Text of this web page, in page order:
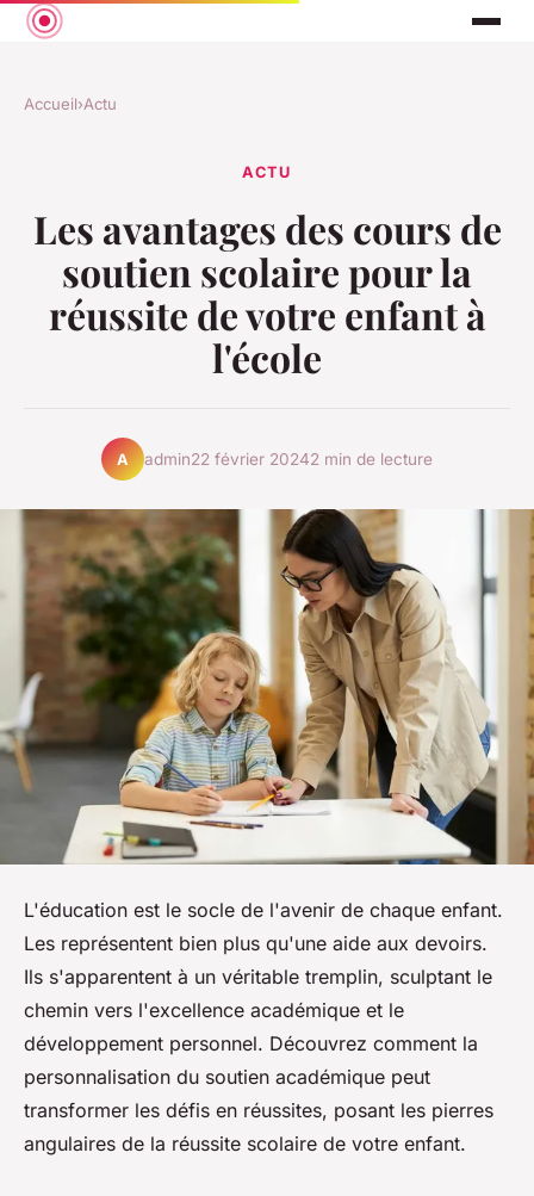
Accueil›Actu
ACTU
Les avantages des cours de
soutien scolaire pour la
réussite de votre enfant à
l'école
A admin22 février 20242 min de lecture
L'éducation est le socle de l'avenir de chaque enfant.
Les représentent bien plus qu'une aide aux devoirs.
Ils s'apparentent à un véritable tremplin, sculptant le
chemin vers l'excellence académique et le
développement personnel. Découvrez comment la
personnalisation du soutien académique peut
transformer les défis en réussites, posant les pierres
angulaires de la réussite scolaire de votre enfant.